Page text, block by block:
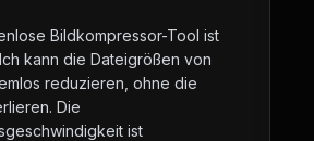
Bildkompressor-Tool ist
kann die Dateigrößen von
reduzieren, ohne die
Die
ist